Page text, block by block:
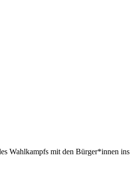
Wahlkampfs mit den Bürger*innen ins